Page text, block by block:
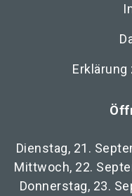
Dienstag, 21.
Mittwoch, 22.
Donnerstag, 23.